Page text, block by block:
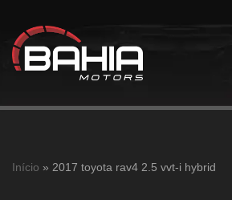
Pular
para
Início » 2017 toyota rav4 2.5 vvt-i hybrid